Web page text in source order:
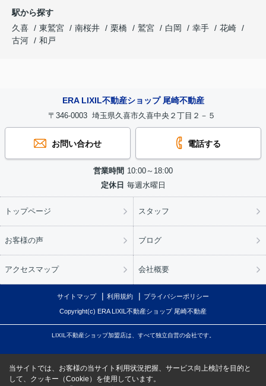
駅から探す
久喜
東鷲宮 南桜井 栗橋 鷲宮 白岡 幸手
花崎
古河
和戸
ERA LIXIL不動産ショップ 尾崎不動産
〒346-0003 埼玉県久喜市久喜中央２丁目２－５
お問い合わせ 電話する
営業時間 10:00～18:00
定休日 毎週水曜日
トップページ スタッフ
お客様の声 ブログ
アクセスマップ 会社概要
サイトマップ 利用規約 プライバシーポリシー
Copyright(c) ERA LIXIL不動産ショップ 尾崎不動産
LIXIL不動産ショップ加盟店は、すべて独立自営の会社です。
当サイトでは、お客様の当サイト利用状況把握、サービス向上検討を目的と
して、クッキー（Cookie）を使用しています。